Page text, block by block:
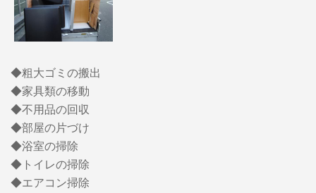
◆粗大ゴミの搬出
◆家具類の移動
◆不用品の回収
◆部屋の片づけ
◆浴室の掃除
◆トイレの掃除
◆エアコン掃除